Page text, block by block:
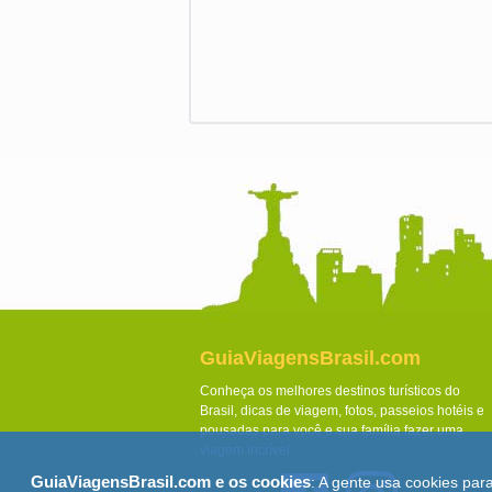
GuiaViagensBrasil.com
Conheça os melhores destinos turísticos do
Brasil, dicas de viagem, fotos, passeios hotéis e
pousadas para você e sua família fazer uma
viagem incrível.
GuiaViagensBrasil.com e os cookies: A gente usa cookies